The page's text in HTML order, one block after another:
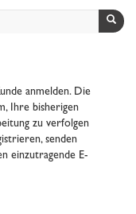
anmelden. Die
Ihre bisherigen
zu verfolgen
senden
einzutragende E-